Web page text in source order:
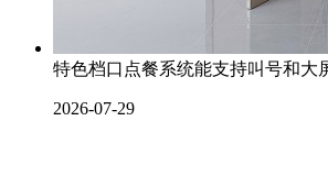
特色档口点餐系统能支持叫号和大
2026-07-29